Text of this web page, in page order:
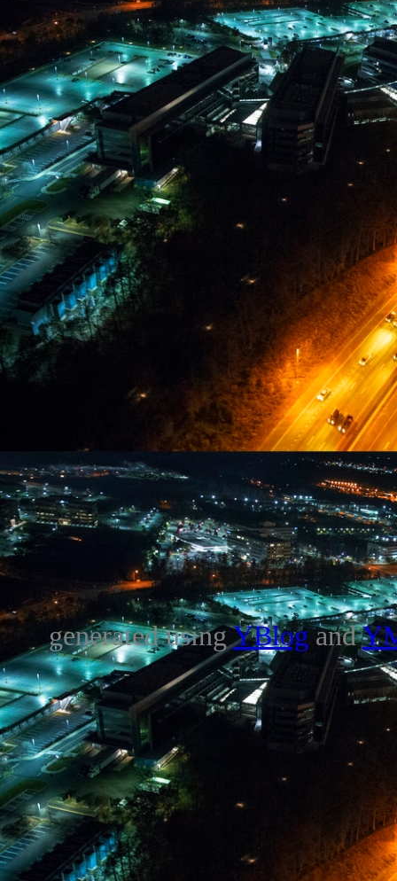
generated usingYBlogand